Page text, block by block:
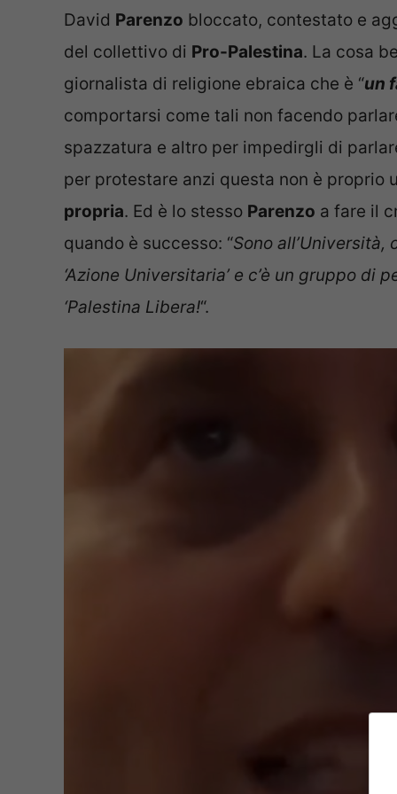
David Parenzo bloccato, contestato e
del collettivo di Pro-Palestina. La cosa
giornalista di religione ebraica che è “un
comportarsi come tali non facendo
spazzatura e altro per impedirgli di
per protestare anzi questa non è proprio
propria. Ed è lo stesso Parenzo a fare il
quando è successo: “Sono all’Università,
‘Azione Universitaria’ e c’è un gruppo
‘Palestina Libera!“.